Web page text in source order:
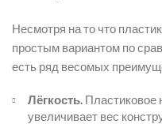
Несмотря на то что
простым вариантом по
есть ряд весомых
Лёгкость. Пластиковое
увеличивает вес